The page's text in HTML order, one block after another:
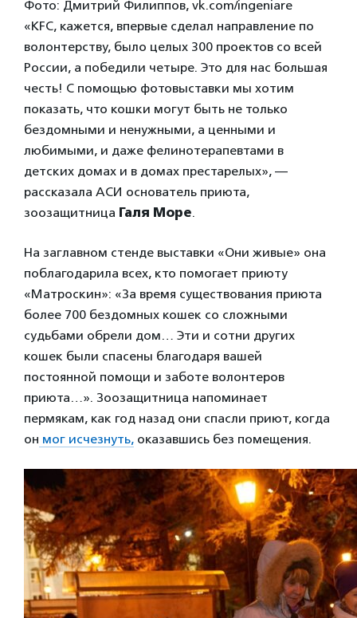
Фото: Дмитрий Филиппов, vk.com/ingeniare
«KFC, кажется, впервые сделал направление по
волонтерству, было целых 300 проектов со всей
России, а победили четыре. Это для нас большая
честь! С помощью фотовыставки мы хотим
показать, что кошки могут быть не только
бездомными и ненужными, а ценными и
любимыми, и даже фелинотерапевтами в
детских домах и в домах престарелых», —
рассказала АСИ основатель приюта,
зоозащитница Галя Море.
На заглавном стенде выставки «Они живые» она
поблагодарила всех, кто помогает приюту
«Матроскин»: «За время существования приюта
более 700 бездомных кошек со сложными
судьбами обрели дом… Эти и сотни других
кошек были спасены благодаря вашей
постоянной помощи и заботе волонтеров
приюта…». Зоозащитница напоминает
пермякам, как год назад они спасли приют, когда
он мог исчезнуть, оказавшись без помещения.